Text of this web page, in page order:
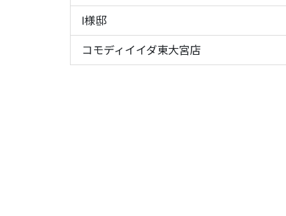
I様邸
コモディイイダ東大宮店